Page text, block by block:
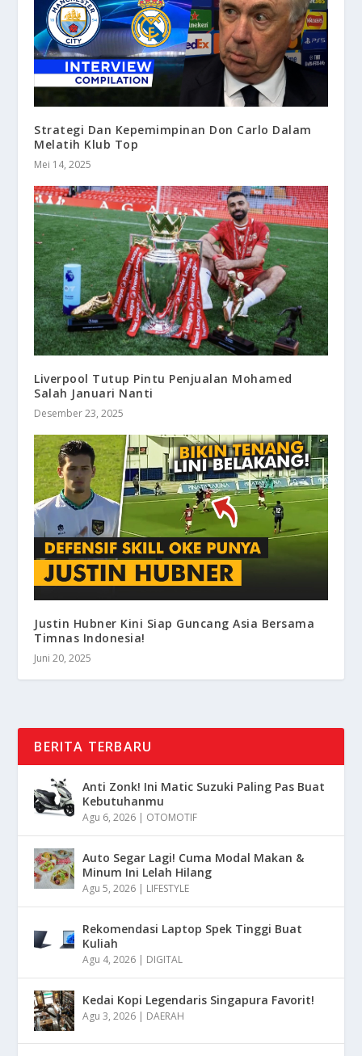
Strategi Dan Kepemimpinan Don Carlo Dalam
Melatih Klub Top
Mei 14, 2025
Liverpool Tutup Pintu Penjualan Mohamed
Salah Januari Nanti
Desember 23, 2025
Justin Hubner Kini Siap Guncang Asia Bersama
Timnas Indonesia!
Juni 20, 2025
BERITA TERBARU
Anti Zonk! Ini Matic Suzuki Paling Pas Buat
Kebutuhanmu
Agu 6, 2026 | OTOMOTIF
Auto Segar Lagi! Cuma Modal Makan &
Minum Ini Lelah Hilang
Agu 5, 2026 | LIFESTYLE
Rekomendasi Laptop Spek Tinggi Buat
Kuliah
Agu 4, 2026 | DIGITAL
Kedai Kopi Legendaris Singapura Favorit!
Agu 3, 2026 | DAERAH